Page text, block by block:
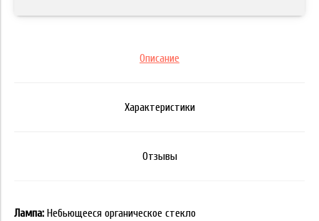
Описание
Характеристики
Отзывы
Лампа: Небьющееся органическое стекло